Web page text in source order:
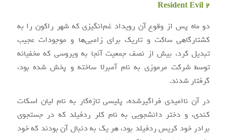
Resident Evil 2
دو ماه پس از وقوع آن رویداد غم‌انگیزی که شهر راکون را به
کشتارگاهی ساکت و تاریک برای زامبی‌ها و موجودات عجیب
تبدیل کرد، بیش از نصف جمعیت آنجا به ویروسی که مخفیانه
توسط شرکت مرموزی به نام آمبرلا ساخته و پخش شده بود،
گرفتار شدند.
در آن ناامیدی فراگیرشده، پلیسی تازه‌کار به نام لیان اسکات
کندی، و دختر دانشجویی به نام کلر ردفیلد که در جستجوی
برادر خود کریس ردفیلد بود، هر یک به دنبال آن بودند که خود